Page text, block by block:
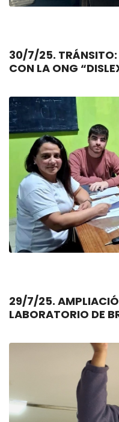
30/7/25. TRÁNSITO: TRABAJO CONJUNTO
CON LA ONG
29/7/25. AMPLIACIÓN Y REFACCIÓN DEL
LABORATORIO DE